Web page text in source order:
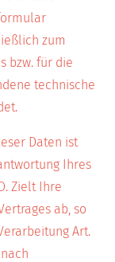
zum
bzw. für die
technische
Daten ist
Ihres
Zielt Ihre
ab, so
Art.